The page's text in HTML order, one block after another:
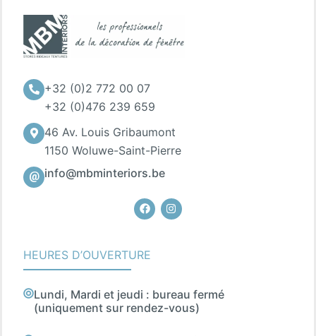
+32 (0)2 772 00 07
+32 (0)476 239 659
46 Av. Louis Gribaumont
1150 Woluwe-Saint-Pierre
info@mbminteriors.be
FacebookInstagram
HEURES D’OUVERTURE
Lundi, Mardi et jeudi : bureau fermé
(uniquement sur rendez-vous)